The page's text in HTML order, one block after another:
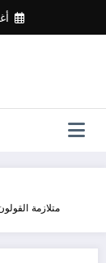
المحتوى
متلازمة